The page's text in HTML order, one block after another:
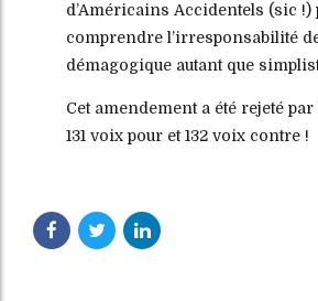
d’Américains Accidentels (sic !)
comprendre l’irresponsabilité
démagogique autant que
Cet amendement a été rejeté
131 voix pour et 132 voix contre !